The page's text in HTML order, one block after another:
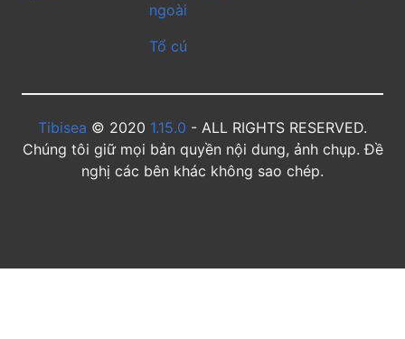
ngoài
Tổ cú
Tibisea © 2020 1.15.0 - ALL RIGHTS RESERVED.
Chúng tôi giữ mọi bản quyền nội dung, ảnh chụp. Đề
nghị các bên khác không sao chép.